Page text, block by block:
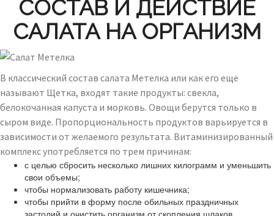
СОСТАВ И ДЕЙСТВИЕ
САЛАТА НА ОРГАНИЗМ
В классический состав салата Метелка или как его еще
называют Щетка, входят такие продукты: свекла,
белокочанная капуста и морковь. Овощи берутся только в
сыром виде. Пропорциональность продуктов варьируется в
зависимости от желаемого результата. Витаминизированный
комплекс употребляется по трем причинам:
с целью сбросить несколько лишних килограмм и уменьшить
свои объемы;
чтобы нормализовать работу кишечника;
чтобы прийти в форму после обильных праздничных
застолий и очистить организм от скопления шлаков.